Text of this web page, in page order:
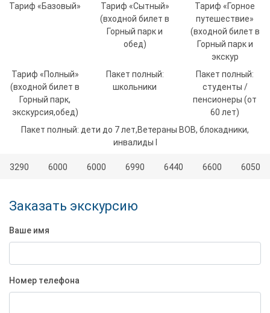
Тариф «Базовый»
Тариф «Сытный»
(входной билет в
Горный парк и
обед)
Тариф «Горное
путешествие»
(входной билет в
Горный парк и
экскур
Тариф «Полный»
(входной билет в
Горный парк,
экскурсия,обед)
Пакет полный:
школьники
Пакет полный:
студенты /
пенсионеры (от
60 лет)
Пакет полный: дети до 7 лет,Ветераны ВОВ, блокадники,
инвалиды I
3290 6000 6000 6990 6440 6600 6050
Заказать экскурсию
Ваше имя
Номер телефона